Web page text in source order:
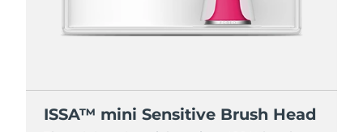
ISSA™ mini Sensitive Brush Head
ISSA™ mini Sensitive Brush Head